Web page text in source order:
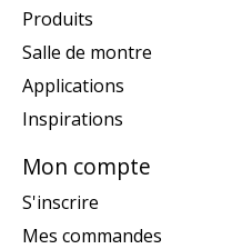
Produits
Salle de montre
Applications
Inspirations
Mon compte
S'inscrire
Mes commandes